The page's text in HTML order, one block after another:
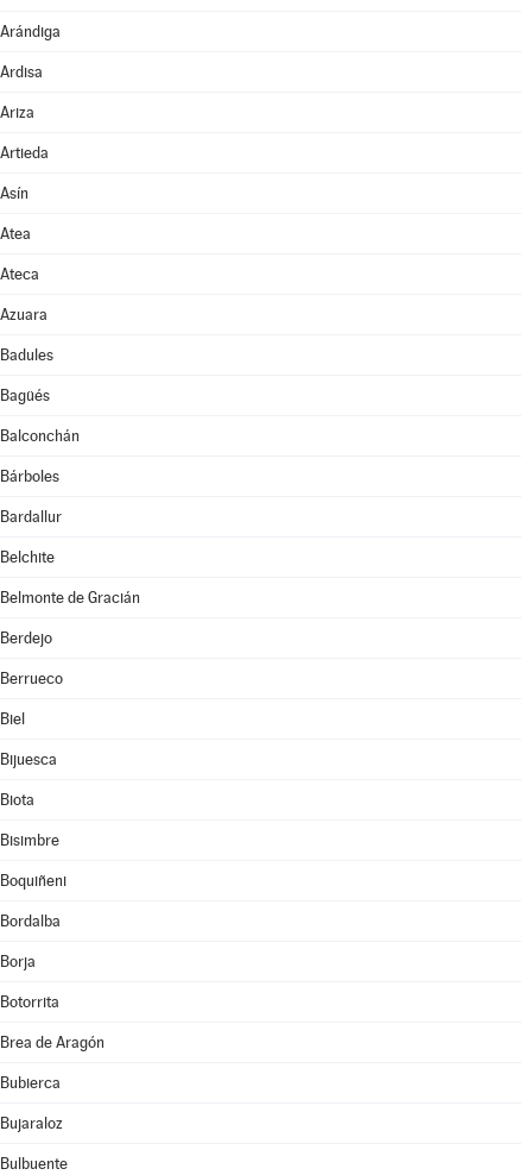
Arándiga
Ardisa
Ariza
Artieda
Asín
Atea
Ateca
Azuara
Badules
Bagüés
Balconchán
Bárboles
Bardallur
Belchite
Belmonte de Gracián
Berdejo
Berrueco
Biel
Bijuesca
Biota
Bisimbre
Boquiñeni
Bordalba
Borja
Botorrita
Brea de Aragón
Bubierca
Bujaraloz
Bulbuente